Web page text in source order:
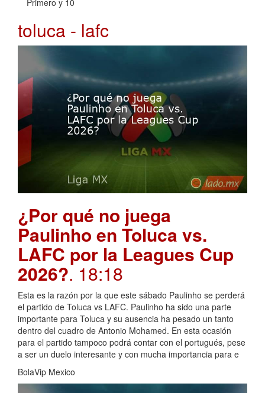
Primero y 10
toluca - lafc
¿Por qué no juega
Paulinho en Toluca vs.
LAFC por la Leagues Cup
2026?. 18:18
Esta es la razón por la que este sábado Paulinho se perderá
el partido de Toluca vs LAFC. Paulinho ha sido una parte
importante para Toluca y su ausencia ha pesado un tanto
dentro del cuadro de Antonio Mohamed. En esta ocasión
para el partido tampoco podrá contar con el portugués, pese
a ser un duelo interesante y con mucha importancia para e
BolaVip Mexico